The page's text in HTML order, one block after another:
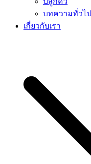
บทความทั่วไป
เกี่ยวกับเรา